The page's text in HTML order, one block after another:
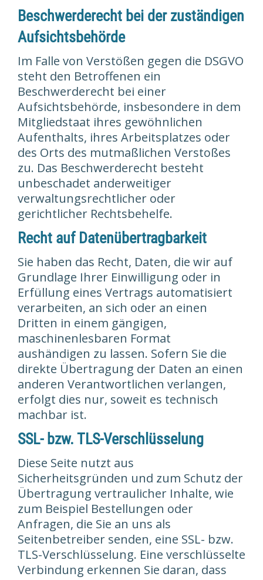
Beschwerde­recht bei der zuständigen
Aufsichts­behörde
Im Falle von Verstößen gegen die DSGVO
steht den Betroffenen ein
Beschwerderecht bei einer
Aufsichtsbehörde, insbesondere in dem
Mitgliedstaat ihres gewöhnlichen
Aufenthalts, ihres Arbeitsplatzes oder
des Orts des mutmaßlichen Verstoßes
zu. Das Beschwerderecht besteht
unbeschadet anderweitiger
verwaltungsrechtlicher oder
gerichtlicher Rechtsbehelfe.
Recht auf Daten­übertrag­barkeit
Sie haben das Recht, Daten, die wir auf
Grundlage Ihrer Einwilligung oder in
Erfüllung eines Vertrags automatisiert
verarbeiten, an sich oder an einen
Dritten in einem gängigen,
maschinenlesbaren Format
aushändigen zu lassen. Sofern Sie die
direkte Übertragung der Daten an einen
anderen Verantwortlichen verlangen,
erfolgt dies nur, soweit es technisch
machbar ist.
SSL- bzw. TLS-Verschlüsselung
Diese Seite nutzt aus
Sicherheitsgründen und zum Schutz der
Übertragung vertraulicher Inhalte, wie
zum Beispiel Bestellungen oder
Anfragen, die Sie an uns als
Seitenbetreiber senden, eine SSL- bzw.
TLS-Verschlüsselung. Eine verschlüsselte
Verbindung erkennen Sie daran, dass